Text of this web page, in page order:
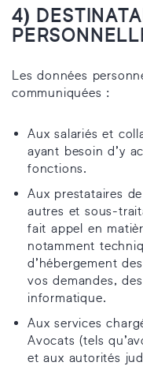
4)
Les données
communiquées :
Aux salariés et
ayant besoin d’y
fonctions.
Aux prestataires
autres et sous-
fait appel en
notamment
d’hébergement
vos demandes,
informatique.
Aux services
Avocats (tels
et aux autorités